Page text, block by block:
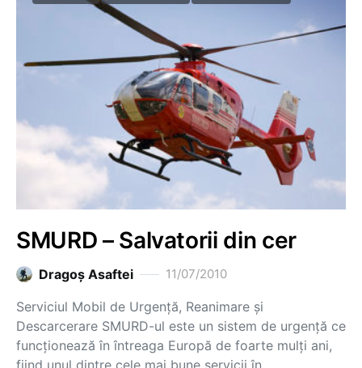
SMURD – Salvatorii din cer
Dragoş Asaftei 11/07/2010
Serviciul Mobil de Urgenţă, Reanimare şi
Descarcerare SMURD-ul este un sistem de urgenţă ce
funcţionează în întreaga Europă de foarte mulţi ani,
fiind unul dintre cele mai bune servicii în…